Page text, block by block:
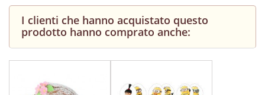
I clienti che hanno acquistato questo
prodotto hanno comprato anche: